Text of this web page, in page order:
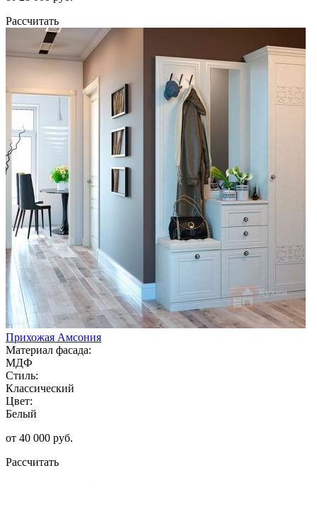
Рассчитать
Прихожая Амсония
Материал фасада:
МДФ
Стиль:
Классический
Цвет:
Белый
от 40 000 руб.
Рассчитать